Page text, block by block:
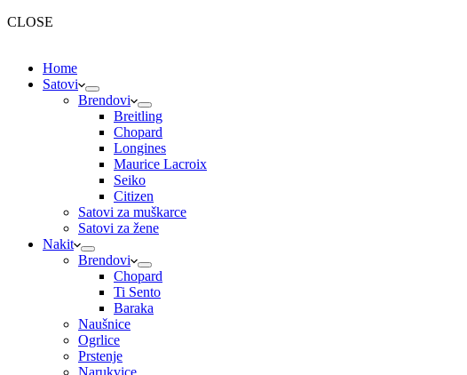
CLOSE
Home
Satovi
Brendovi
Breitling
Chopard
Longines
Maurice Lacroix
Seiko
Citizen
Satovi za muškarce
Satovi za žene
Nakit
Brendovi
Chopard
Ti Sento
Baraka
Naušnice
Ogrlice
Prstenje
Narukvice